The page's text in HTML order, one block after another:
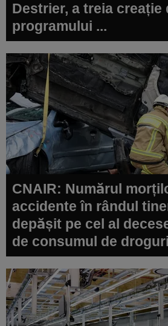
Destrier, a treia creație
programului ...
CNAIR: Numărul
accidente în rândul
depășit pe cel al
de consumul de droguri